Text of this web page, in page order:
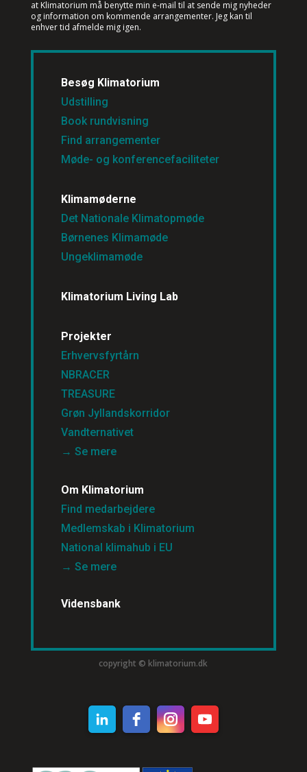
at Klimatorium må benytte min e-mail til at sende mig nyheder
og information om kommende arrangementer. Jeg kan til
enhver tid afmelde mig igen.
Besøg Klimatorium
Udstilling
Book rundvisning
Find arrangementer
Møde- og konferencefaciliteter
Klimamøderne
Det Nationale Klimatopmøde
Børnenes Klimamøde
Ungeklimamøde
Klimatorium Living Lab
Projekter
Erhvervsfyrtårn
NBRACER
TREASURE
Grøn Jyllandskorridor
Vandternativet
→ Se mere
Om Klimatorium
Find medarbejdere
Medlemskab i Klimatorium
National klimahub i EU
→ Se mere
Vidensbank
copyright © klimatorium.dk